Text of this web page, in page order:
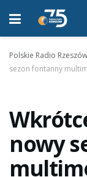
Polskie Radio Rzeszów
sezon fontanny
nowy